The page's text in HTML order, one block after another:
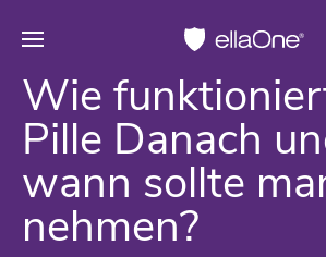
Wie
Pille Danach
wann sollte
nehmen?